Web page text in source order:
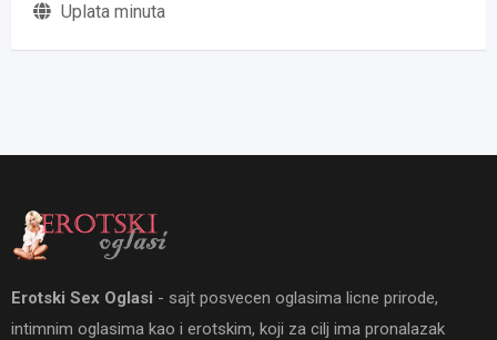
Uplata minuta
Erotski Sex Oglasi - sajt posvecen oglasima licne prirode,
intimnim oglasima kao i erotskim, koji za cilj ima pronalazak